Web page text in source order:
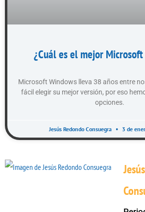
¿Cuál es el mejor
Microsoft Windows lleva 38 años entre
fácil elegir su mejor versión, por eso
opciones.
Jesús Redondo Consuegra 3 de